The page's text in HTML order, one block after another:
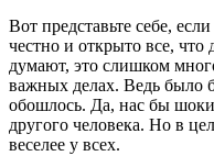
Вот представьте себе,
честно и открыто все,
думают, это слишком
важных делах. Ведь было
обошлось. Да, нас бы
другого человека. Но в
веселее у всех.